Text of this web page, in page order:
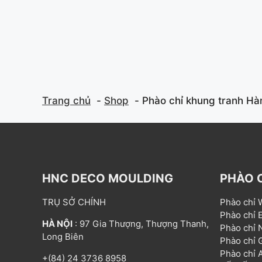
Trang chủ Shop Phào chỉ khung tranh
HNC DECO MOULDING
TRỤ SỞ CHÍNH
HÀ NỘI : 97 Gia Thượng, Thượng Thanh,
Long Biên
+(84) 24 3736 8958
PHÀO
Phào chỉ
Phào chỉ
Phào chỉ
Phào chỉ
Phào chỉ